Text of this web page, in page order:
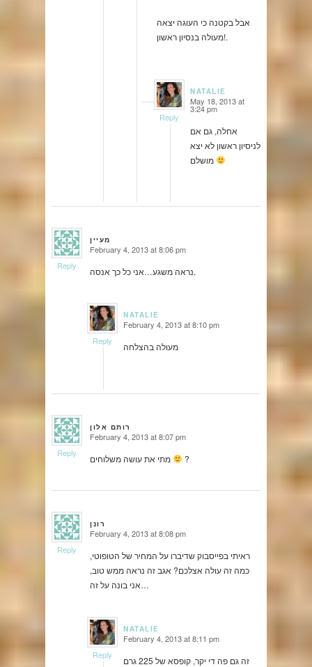
אבל בקטנה כי העוגה יצאה
מעולה בנסיון ראשון!.
NATALIE
says: May 18, 2013 at
3:24 pm
אחלה, גם אם
לניסיון ראשון לא יצא
Reply
מעיין
says: February 4, 2013 at 8:06 pm
נראה משגע…אני כל כך אנסה. Reply
NATALIE
says: February 4, 2013 at 8:10 pm
מעולה בהצלחה Reply
רותם אלון
says: February 4, 2013 at 8:07 pm
?
Reply
רונן
says: February 4, 2013 at 8:08 pm
ראיתי בפייסבוק שדיברו על המחיר של הטופוטי,
כמה זה עולה אצלכם? אגב זה נראה ממש טוב,
אני בונה על זה…
Reply
NATALIE
says: February 4, 2013 at 8:11 pm
זה גם פה די יקר, קופסא של 225 גרם
Reply